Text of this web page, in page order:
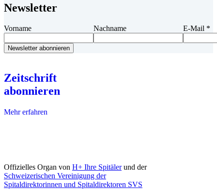
Newsletter
Vorname Nachname E-Mail *
Zeitschrift
abonnieren
Mehr erfahren
Offizielles Organ von H+ Ihre Spitälerund der
Schweizerischen Vereinigung der
Spitaldirektorinnen und Spitaldirektoren SVS